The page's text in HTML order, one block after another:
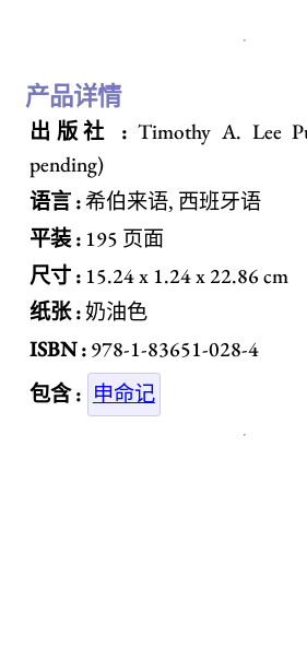
产品详情
出版社 : Timothy A. Lee
pending)
语言 :希伯来语, 西班牙语
平装 :195 页面
尺寸 :15.24 x 1.24 x 22.86 cm
纸张 :奶油色
ISBN :978-1-83651-028-4
包含 : 申命记